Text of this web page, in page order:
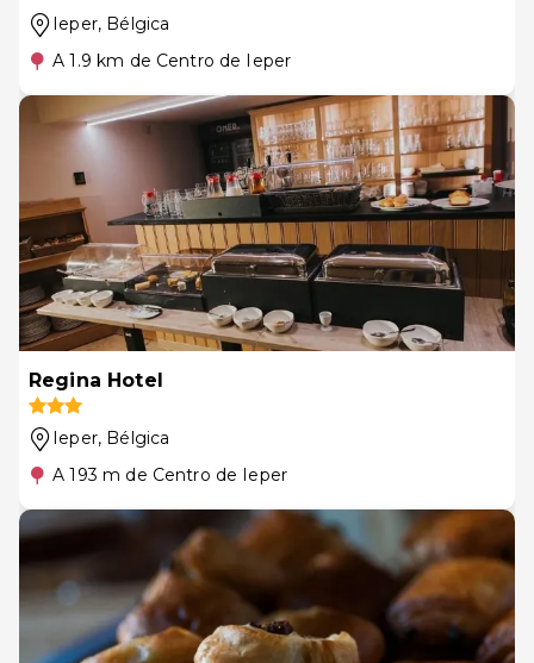
Ieper, Bélgica
A 1.9 km de Centro de Ieper
Regina Hotel
Ieper, Bélgica
A 193 m de Centro de Ieper